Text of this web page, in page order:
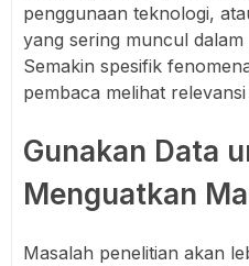
penggunaan teknologi,
yang sering muncul
Semakin spesifik
pembaca melihat
Gunakan Data
Menguatkan
Masalah penelitian akan